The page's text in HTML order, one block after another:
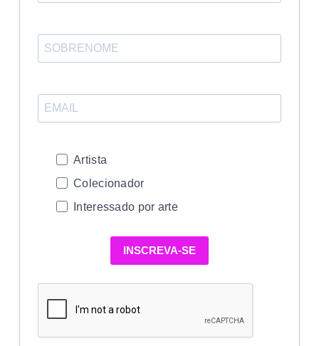
Artista
Colecionador
Interessado por arte
INSCREVA-SE